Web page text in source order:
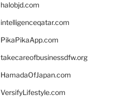
halobjd.com
intelligenceqatar.com
PikaPikaApp.com
takecareofbusinessdfw.org
HamadaOfJapan.com
VersifyLifestyle.com